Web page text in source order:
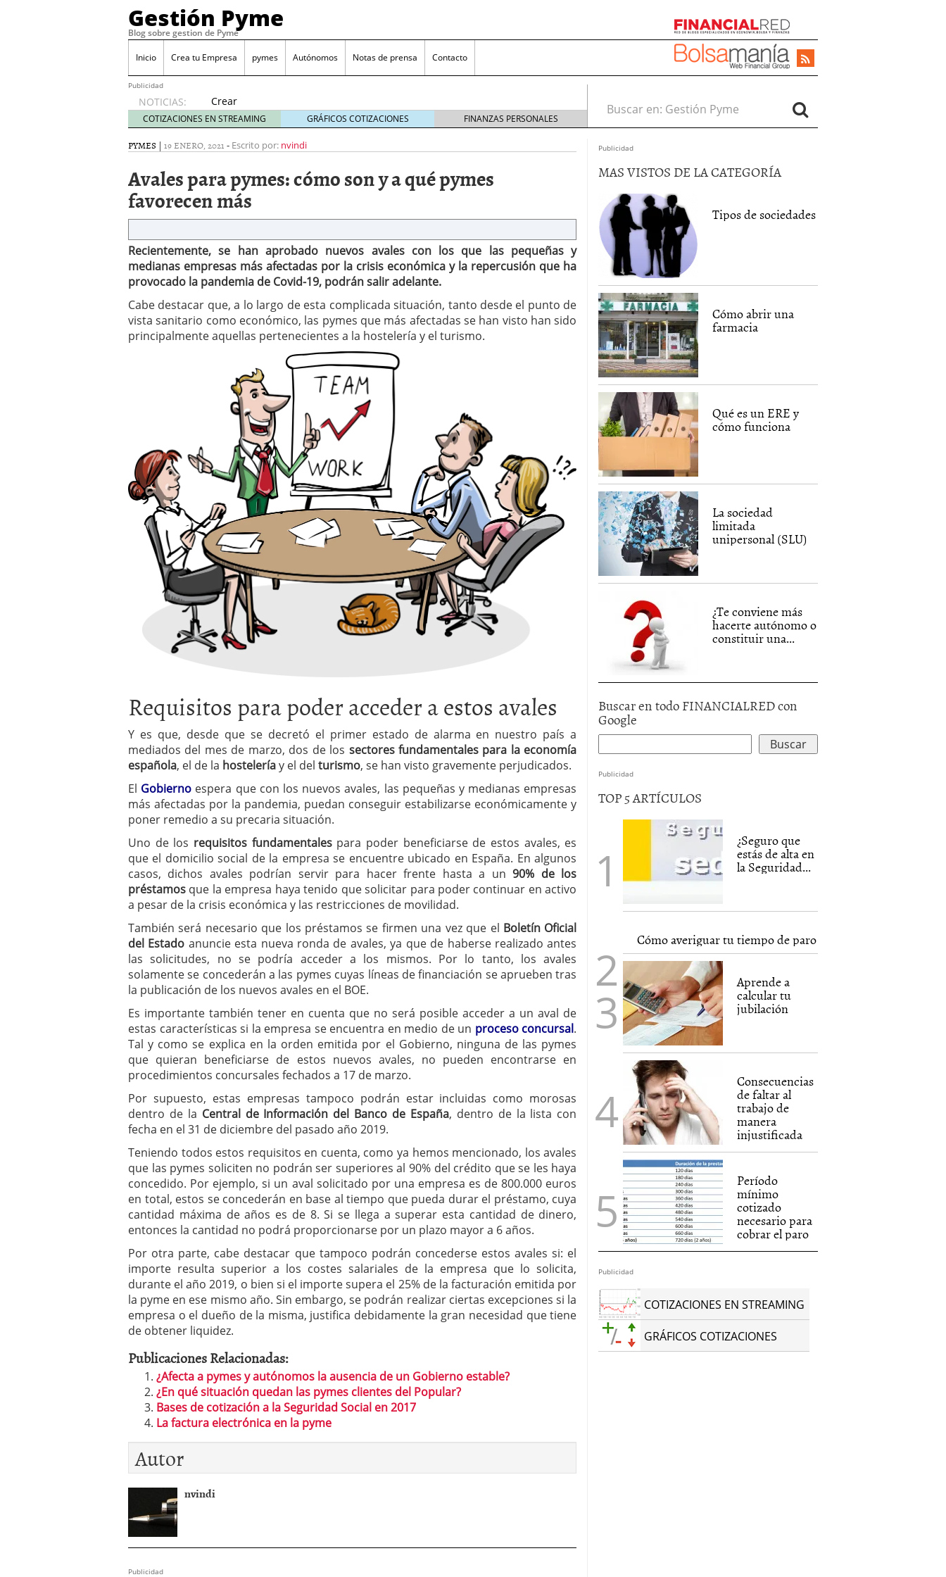
Gestión Pyme
Blog sobre gestion de Pyme
Inicio Crea tu Empresa pymes Autónomos Notas de prensa Contacto
Publicidad
NOTICIAS:
Crear
empresa
online vs
proceso
reales
para
2026
Sobres de cartón: una inversión rentable para las pymes que venden online
septiembre 4, 2025
Cómo convertir tu negocio en un ecommerce exitoso
Los CRM: Impulsores de la Transformación Empresarial
mayo 14, 2025
Reubicación internacional: guía rápida para trasladar empleados sin
errores abril 10, 2025
COTIZACIONES EN STREAMING GRÁFICOS COTIZACIONES FINANZAS PERSONALES
Buscar en:
PYMES | 19 ENERO, 2021 - Escrito por: nvindi
Avales para pymes: cómo son y a qué pymes
favorecen más
Recientemente, se han aprobado nuevos avales con los que las pequeñas y
medianas empresas más afectadas por la crisis económica y la repercusión que ha
provocado la pandemia de Covid-19, podrán salir adelante.
Cabe destacar que, a lo largo de esta complicada situación, tanto desde el punto de
vista sanitario como económico, las pymes que más afectadas se han visto han sido
principalmente aquellas pertenecientes a la hostelería y el turismo.
Requisitos para poder acceder a estos avales
Y es que, desde que se decretó el primer estado de alarma en nuestro país a
mediados del mes de marzo, dos de los sectores fundamentales para la economía
española, el de la hosteleríay el del turismo, se han visto gravemente perjudicados.
El Gobierno espera que con los nuevos avales, las pequeñas y medianas empresas
más afectadas por la pandemia, puedan conseguir estabilizarse económicamente y
poner remedio a su precaria situación.
Uno de los requisitos fundamentalespara poder beneficiarse de estos avales, es
que el domicilio social de la empresa se encuentre ubicado en España. En algunos
casos, dichos avales podrían servir para hacer frente hasta a un 90% de los
préstamos que la empresa haya tenido que solicitar para poder continuar en activo
a pesar de la crisis económica y las restricciones de movilidad.
También será necesario que los préstamos se firmen una vez que el Boletín Oficial
del Estado anuncie esta nueva ronda de avales, ya que de haberse realizado antes
las solicitudes, no se podría acceder a los mismos. Por lo tanto, los avales
solamente se concederán a las pymes cuyas líneas de financiación se aprueben tras
la publicación de los nuevos avales en el BOE.
Es importante también tener en cuenta que no será posible acceder a un aval de
estas características si la empresa se encuentra en medio de un proceso concursal.
Tal y como se explica en la orden emitida por el Gobierno, ninguna de las pymes
que quieran beneficiarse de estos nuevos avales, no pueden encontrarse en
procedimientos concursales fechados a 17 de marzo.
Por supuesto, estas empresas tampoco podrán estar incluidas como morosas
dentro de la Central de Información del Banco de España, dentro de la lista con
fecha en el 31 de diciembre del pasado año 2019.
Teniendo todos estos requisitos en cuenta, como ya hemos mencionado, los avales
que las pymes soliciten no podrán ser superiores al 90% del crédito que se les haya
concedido. Por ejemplo, si un aval solicitado por una empresa es de 800.000 euros
en total, estos se concederán en base al tiempo que pueda durar el préstamo, cuya
cantidad máxima de años es de 8. Si se llega a superar esta cantidad de dinero,
entonces la cantidad no podrá proporcionarse por un plazo mayor a 6 años.
Por otra parte, cabe destacar que tampoco podrán concederse estos avales si: el
importe resulta superior a los costes salariales de la empresa que lo solicita,
durante el año 2019, o bien si el importe supera el 25% de la facturación emitida por
la pyme en ese mismo año. Sin embargo, se podrán realizar ciertas excepciones si la
empresa o el dueño de la misma, justifica debidamente la gran necesidad que tiene
de obtener liquidez.
Publicaciones Relacionadas:
¿Afecta a pymes y autónomos la ausencia de un Gobierno estable?
¿En qué situación quedan las pymes clientes del Popular?
Bases de cotización a la Seguridad Social en 2017
La factura electrónica en la pyme
Autor
nvindi
Publicidad
Publicidad
MAS VISTOS DE LA CATEGORÍA
Tipos de sociedades
Cómo abrir una
farmacia
Qué es un ERE y
cómo funciona
La sociedad
limitada
unipersonal (SLU)
¿Te conviene más
hacerte autónomo o
constituir una...
Buscar en todo FINANCIALRED con
Google
Publicidad
TOP 5 ARTÍCULOS
¿Seguro que
estás de alta en
la Seguridad...
Cómo averiguar tu tiempo de paro
Aprende a
calcular tu
jubilación
Consecuencias
de faltar al
trabajo de
manera
injustificada
Período
mínimo
cotizado
necesario para
cobrar el paro
Publicidad
COTIZACIONES EN STREAMING
GRÁFICOS COTIZACIONES